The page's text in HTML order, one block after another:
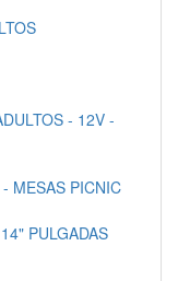
- 12V -
MESAS PICNIC
PULGADAS